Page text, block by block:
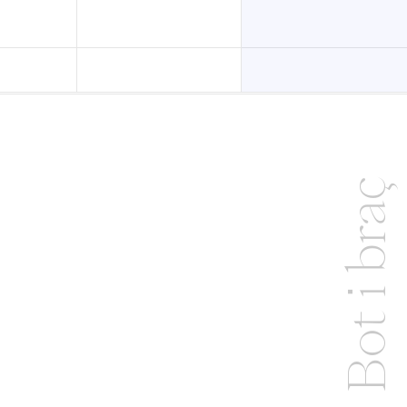
Bot i braç